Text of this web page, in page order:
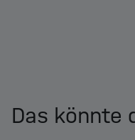
Das könnte